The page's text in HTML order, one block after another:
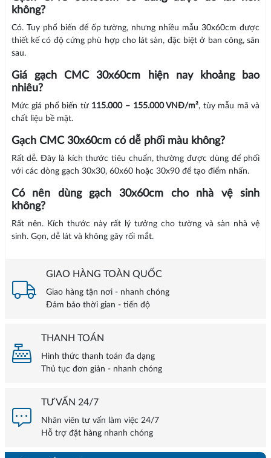
không?
Có. Tuy phổ biến để ốp tường, nhưng nhiều mẫu 30x60cm được
thiết kế có độ cứng phù hợp cho lát sàn, đặc biệt ở ban công, sân
sau.
Giá gạch CMC 30x60cm hiện nay khoảng bao
nhiêu?
Mức giá phổ biến từ 115.000 – 155.000 VNĐ/m², tùy mẫu mã và
chất liệu bề mặt.
Gạch CMC 30x60cm có dễ phối màu không?
Rất dễ. Đây là kích thước tiêu chuẩn, thường được dùng để phối
với các dòng gạch 30x30, 60x60 hoặc 30x90 để tạo điểm nhấn.
Có nên dùng gạch 30x60cm cho nhà vệ sinh
không?
Rất nên. Kích thước này rất lý tưởng cho tường và sàn nhà vệ
sinh. Gọn, dễ lát và không gây rối mắt.
GIAO HÀNG TOÀN QUỐC
Giao hàng tận nơi - nhanh chóng
Đảm bảo thời gian - tiến độ
THANH TOÁN
Hình thức thanh toán đa dạng
Thủ tục đơn giản - nhanh chóng
TƯ VẤN 24/7
Nhân viên tư vấn làm việc 24/7
Hỗ trợ đặt hàng nhanh chóng